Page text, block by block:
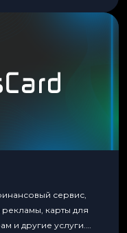
сервис,
карты для
и другие услуги.